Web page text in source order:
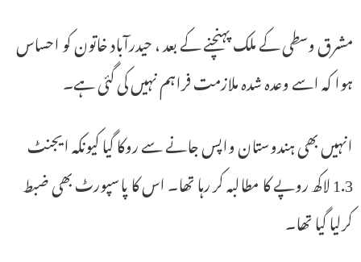
مشرق وسطی کے ملک پہنچنے کے بعد ، حیدرآباد خاتون کو احساس
ہوا کہ اسے وعدہ شدہ ملازمت فراہم نہیں کی گئی ہے۔
انہیں بھی ہندوستان واپس جانے سے روکا گیا کیونکہ ایجنٹ
1.3 لاکھ روپے کا مطالبہ کر رہا تھا۔ اس کا پاسپورٹ بھی ضبط
کرلیا گیا تھا۔